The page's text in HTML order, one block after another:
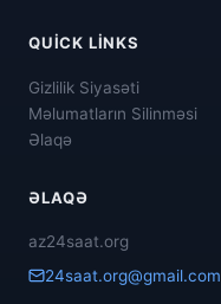
QUICK LINKS
Gizlilik Siyasəti
Məlumatların Silinməsi
Əlaqə
ƏLAQƏ
az24saat.org
24saat.org@gmail.com